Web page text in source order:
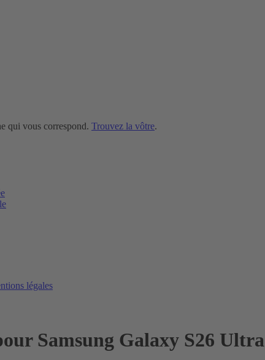
qui vous correspond. Trouvez la vôtre.
légales
Samsung Galaxy S26 Ultra